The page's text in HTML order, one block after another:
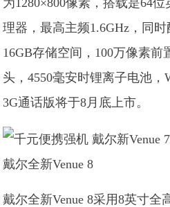
理器，最高主频1.6GHz，同时
16GB存储空间，100万像素前
头，4550毫安时锂离子电池，
3G通话版将于8月底上市。
戴尔全新Venue 8
戴尔全新Venue 8采用8英寸全